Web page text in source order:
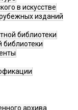
в искусстве
изданий
библиотеки
библиотеки
архива